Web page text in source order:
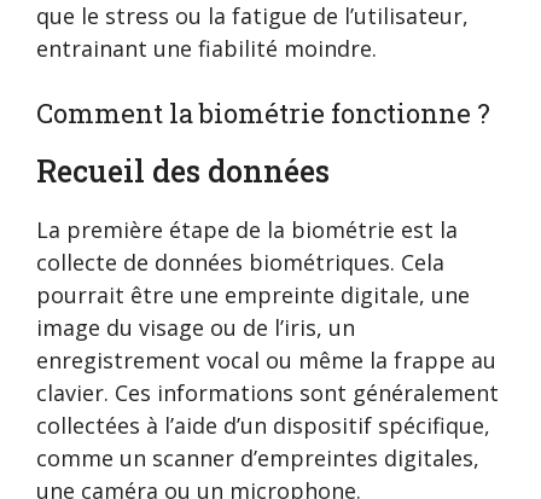
que le stress ou la fatigue de l’utilisateur,
entrainant une fiabilité moindre.
Comment la biométrie fonctionne ?
Recueil des données
La première étape de la biométrie est la
collecte de données biométriques. Cela
pourrait être une empreinte digitale, une
image du visage ou de l’iris, un
enregistrement vocal ou même la frappe au
clavier. Ces informations sont généralement
collectées à l’aide d’un dispositif spécifique,
comme un scanner d’empreintes digitales,
une caméra ou un microphone.